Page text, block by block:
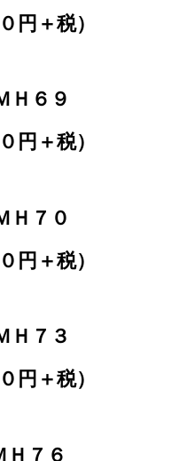
円＋税）
６９
円＋税）
７０
円＋税）
７３
円＋税）
７６